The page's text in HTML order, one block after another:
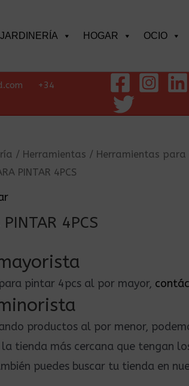
JARDINERÍA HOGAR OCIO
+34
/ Herramientas / Herramientas
PINTAR 4PCS
4PCS
pintar 4pcs al por mayor,
productos al por menor,
la tienda más cercana que tengan
puedes buscar tu tienda en